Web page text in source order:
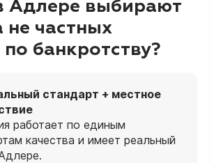
Адлере выбирают
частных
банкротству?
стандарт + местное
работает по единым
качества и имеет реальный